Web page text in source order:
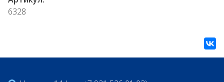
6328